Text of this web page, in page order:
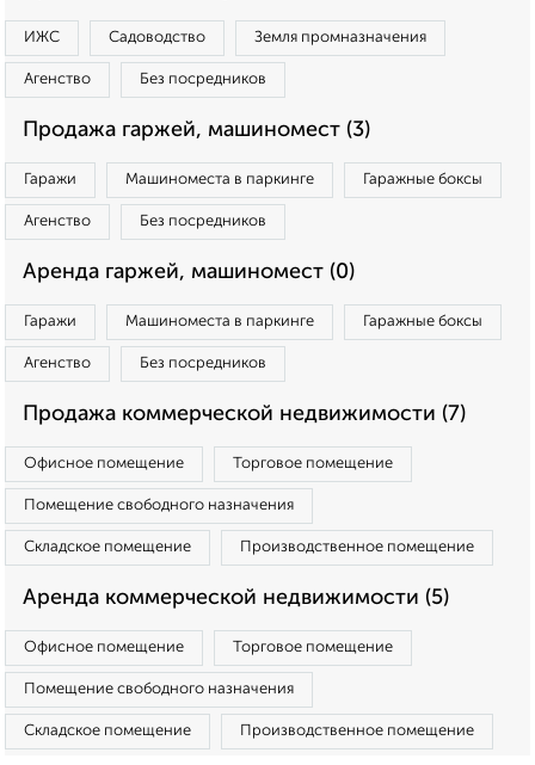
ИЖС Садоводство Земля промназначения
Агенство Без посредников
Продажа гаржей, машиномест (3)
Гаражи Машиноместа в паркинге Гаражные боксы
Агенство Без посредников
Аренда гаржей, машиномест (0)
Гаражи Машиноместа в паркинге Гаражные боксы
Агенство Без посредников
Продажа коммерческой недвижимости (7)
Офисное помещение Торговое помещение
Помещение свободного назначения
Складское помещение Производственное помещение
Аренда коммерческой недвижимости (5)
Офисное помещение Торговое помещение
Помещение свободного назначения
Складское помещение Производственное помещение